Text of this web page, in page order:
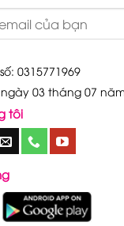
0315771969
03 tháng 07
tôi